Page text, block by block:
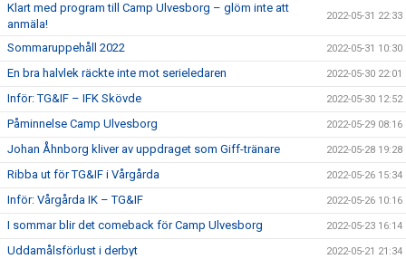
Klart med program till Camp Ulvesborg – glöm inte att
anmäla!
2022-05-31 22:33
Sommaruppehåll 2022 2022-05-31 10:30
En bra halvlek räckte inte mot serieledaren 2022-05-30 22:01
Inför: TG&IF – IFK Skövde 2022-05-30 12:52
Påminnelse Camp Ulvesborg 2022-05-29 08:16
Johan Åhnborg kliver av uppdraget som Giff-tränare 2022-05-28 19:28
Ribba ut för TG&IF i Vårgårda 2022-05-26 15:34
Inför: Vårgårda IK – TG&IF 2022-05-26 10:16
I sommar blir det comeback för Camp Ulvesborg 2022-05-23 16:14
Uddamålsförlust i derbyt 2022-05-21 21:34